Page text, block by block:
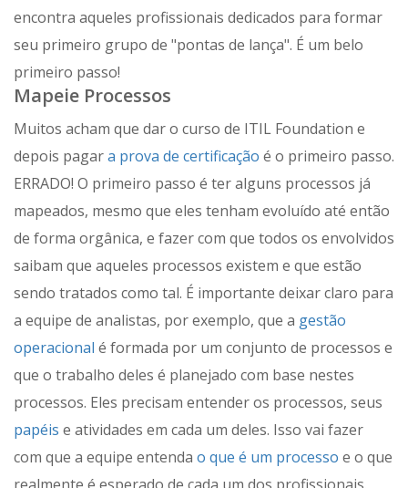
encontra aqueles profissionais dedicados para formar
seu primeiro grupo de "pontas de lança". É um belo
primeiro passo!
Mapeie Processos
Muitos acham que dar o curso de ITIL Foundation e
depois pagara prova de certificação é o primeiro passo.
ERRADO! O primeiro passo é ter alguns processos já
mapeados, mesmo que eles tenham evoluído até então
de forma orgânica, e fazer com que todos os envolvidos
saibam que aqueles processos existem e que estão
sendo tratados como tal. É importante deixar claro para
a equipe de analistas, por exemplo, que a gestão
operacional é formada por um conjunto de processos e
que o trabalho deles é planejado com base nestes
processos. Eles precisam entender os processos, seus
papéis e atividades em cada um deles. Isso vai fazer
com que a equipe entenda o que é um processo e o que